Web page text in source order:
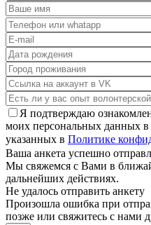
Я подтверждаю
моих персональных данных в
указанных в Политике
Ваша анкета успешно
Мы свяжемся с Вами в
дальнейших действиях.
Не удалось отправить анкету
Произошла ошибка при
позже или свяжитесь с нами